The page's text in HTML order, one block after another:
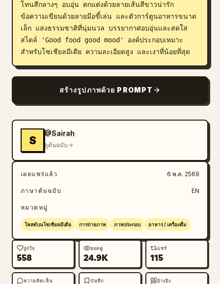
โทนสีกลางๆ อบอุ่น ตกแต่งด้วยลายเส้นสีขาวน่ารัก
ข้อความเขียนด้วยลายมือขี้เล่น และตัวการ์ตูนอาหารขนาด
เล็ก แสงธรรมชาติที่นุ่มนวล บรรยากาศอบอุ่นและสดใส
สไตล์ 'Good food good mood' องค์ประกอบเหมาะ
สำหรับโซเชียลมีเดีย ความละเอียดสูง และเงาที่น้อยที่สุด
สร้างรูปภาพด้วย PROMPT
S
@Sairah
ดูต้นฉบับ
เผยแพร่แล้ว 6 พ.ค. 2569
ภาษาต้นฉบับ EN
หมวดหมู่
โพสต์บนโซเชียลมีเดีย การถ่ายภาพ ภาพประกอบ อาหาร / เครื่องดื่ม
ถูกใจ
558
ยอดดู
24.9K
แชร์
115
ความคิดเห็น บันทึก อ้างอิง